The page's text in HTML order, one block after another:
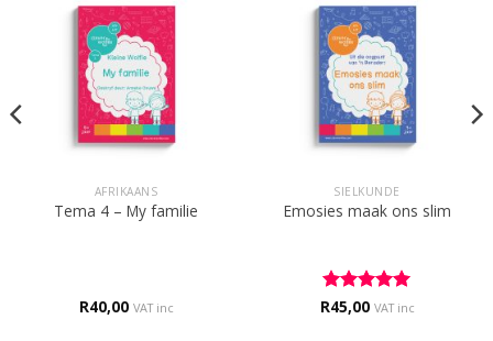
AFRIKAANS
Tema 4 – My familie
R40,00 VAT inc
SIELKUNDE
Emosies maak ons slim
Rated 5
R45,00 VAT inc